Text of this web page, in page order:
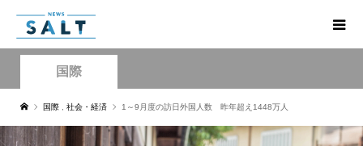
国際
国際 社会・経済 1～9月度の訪日外国人数 昨年超え1448万人